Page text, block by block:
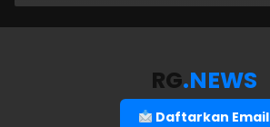
RG.NEWS
Daftarkan Email